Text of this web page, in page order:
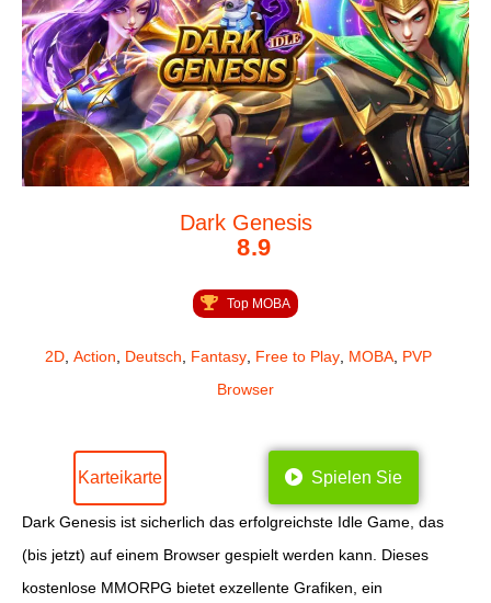
Dark Genesis
8.9
Top MOBA
2D, Action, Deutsch, Fantasy, Free to Play, MOBA, PVP
Browser
Karteikarte Spielen Sie
Dark Genesis ist sicherlich das erfolgreichste Idle Game, das
(bis jetzt) auf einem Browser gespielt werden kann. Dieses
kostenlose MMORPG bietet exzellente Grafiken, ein